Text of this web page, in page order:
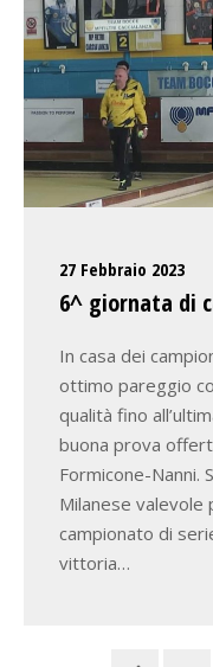
27 Febbraio 2023
6^ giornata di
In casa dei
ottimo pareggio
qualità fino
buona prova
Formicone-Nanni.
Milanese valevole
campionato di
vittoria…